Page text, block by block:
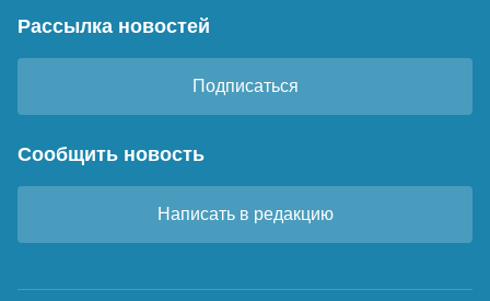
Рассылка новостей
Подписаться
Сообщить новость
Написать в редакцию